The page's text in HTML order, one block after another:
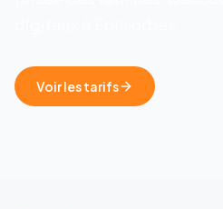
Voir les tarifs